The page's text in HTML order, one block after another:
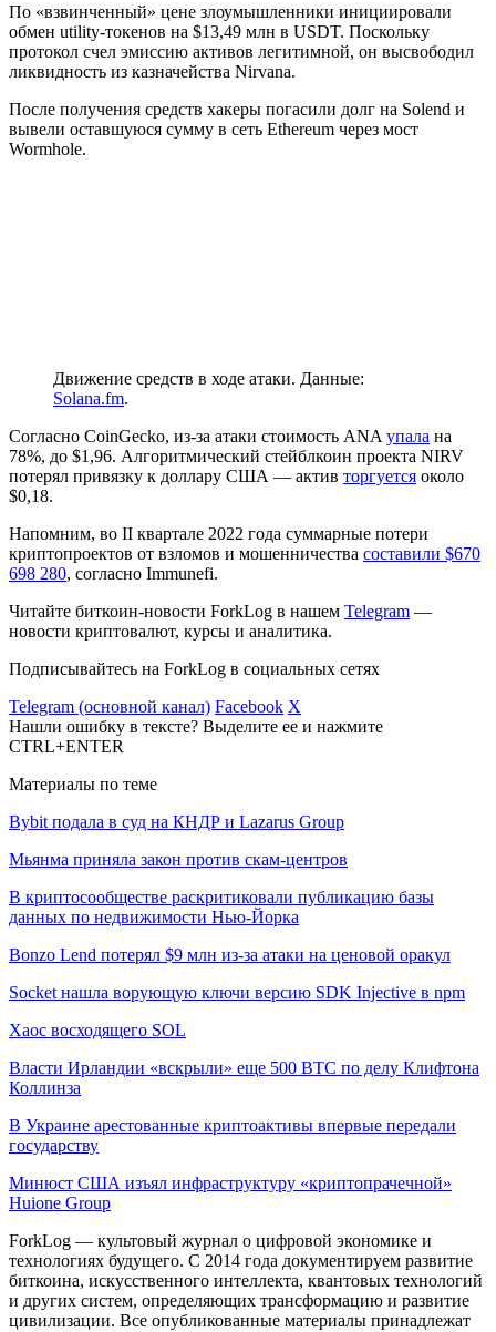
По «взвинченный» цене злоумышленники инициировали
обмен utility-токенов на $13,49 млн в USDT. Поскольку
протокол счел эмиссию активов легитимной, он высвободил
ликвидность из казначейства Nirvana.
После получения средств хакеры погасили долг на Solend и
вывели оставшуюся сумму в сеть Ethereum через мост
Wormhole.
Движение средств в ходе атаки. Данные:
Solana.fm.
Согласно CoinGecko, из-за атаки стоимость ANA упала на
78%, до $1,96. Алгоритмический стейблкоин проекта NIRV
потерял привязку к доллару США — актив торгуется около
$0,18.
Напомним, во II квартале 2022 года суммарные потери
криптопроектов от взломов и мошенничества составили $670
698 280, согласно Immunefi.
Читайте биткоин-новости ForkLog в нашем Telegram —
новости криптовалют, курсы и аналитика.
Подписывайтесь на ForkLog в социальных сетях
Telegram (основной канал) Facebook X
Нашли ошибку в тексте? Выделите ее и нажмите
CTRL+ENTER
Материалы по теме
Bybit подала в суд на КНДР и Lazarus Group
Мьянма приняла закон против скам-центров
В криптосообществе раскритиковали публикацию базы
данных по недвижимости Нью-Йорка
Bonzo Lend потерял $9 млн из-за атаки на ценовой оракул
Socket нашла ворующую ключи версию SDK Injective в npm
Хаос восходящего SOL
Власти Ирландии «вскрыли» еще 500 BTC по делу Клифтона
Коллинза
В Украине арестованные криптоактивы впервые передали
государству
Минюст США изъял инфраструктуру «криптопрачечной»
Huione Group
ForkLog — культовый журнал о цифровой экономике и
технологиях будущего. С 2014 года документируем развитие
биткоина, искусственного интеллекта, квантовых технологий
и других систем, определяющих трансформацию и развитие
цивилизации. Все опубликованные материалы принадлежат